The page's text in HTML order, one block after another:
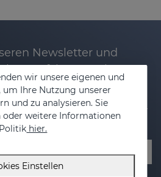
Newsletter und
auf Ihren nächsten
exklusive Angebote und Tipps für
wir unsere eigenen und
Ihre Nutzung unserer
und zu analysieren. Sie
oder weitere Informationen
hier.
Einstellen